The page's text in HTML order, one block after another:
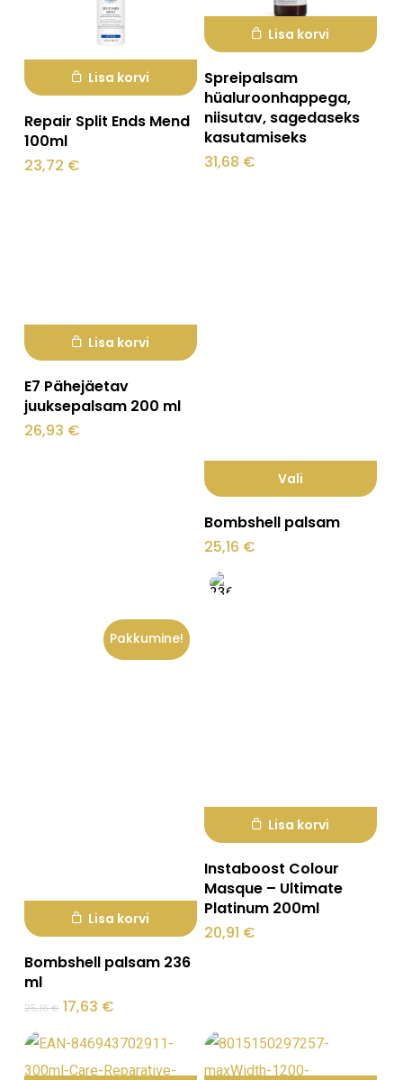
Lisa korvi
Repair Split Ends Mend
100ml
23,72 €
Lisa korvi
Spreipalsam
hüaluroonhappega,
niisutav, sagedaseks
kasutamiseks
31,68 €
Lisa korvi
E7 Pähejäetav
juuksepalsam 200 ml
26,93 €
Vali
mitu
Bombshell palsam
25,16 €
Pakkumine!
Lisa korvi
Bombshell palsam 236
ml
25,16€ Algne
hind
oli:
25,16 €.
17,63 €Praegune
on:
17,63 €.
Lisa korvi
Instaboost Colour
Masque – Ultimate
Platinum 200ml
20,91 €